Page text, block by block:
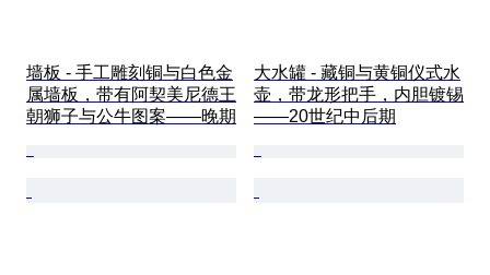
墙板 - 手工雕刻铜与白色金
属墙板，带有阿契美尼德王
朝狮子与公牛图案——晚期
大水罐 - 藏铜与黄铜仪式水
壶，带龙形把手，内胆镀锡
——20世纪中后期